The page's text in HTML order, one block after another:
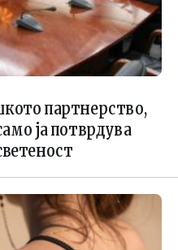
партнерство,
ја потврдува